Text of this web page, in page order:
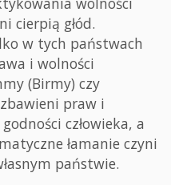
cierpią głód.
w tych państwach
i wolności
(Birmy) czy
praw i
człowieka, a
łamanie czyni
państwie.